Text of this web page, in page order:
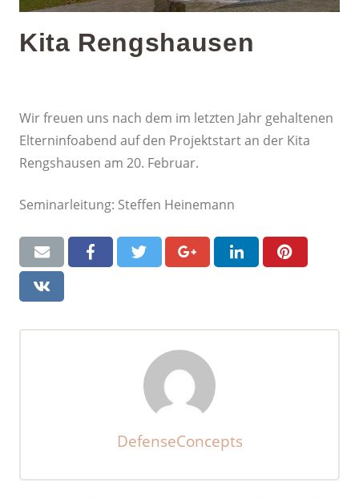
Kita Rengshausen
Wir freuen uns nach dem im letzten Jahr gehaltenen
Elterninfoabend auf den Projektstart an der Kita
Rengshausen am 20. Februar.
Seminarleitung: Steffen Heinemann
DefenseConcepts